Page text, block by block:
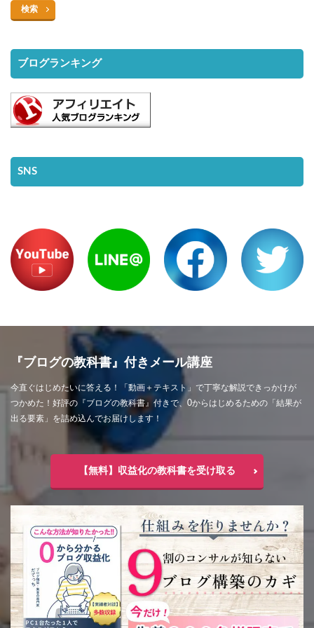
検索
ブログランキング
SNS
『ブログの教科書』付きメール講座
今直ぐはじめたいに答える！「動画＋テキスト」で丁寧な解説できっかけが
つかめた！好評の『ブログの教科書』付きで、0からはじめるための「結果が
出る要素」を詰め込んでお届けします！
【無料】収益化の教科書を受け取る